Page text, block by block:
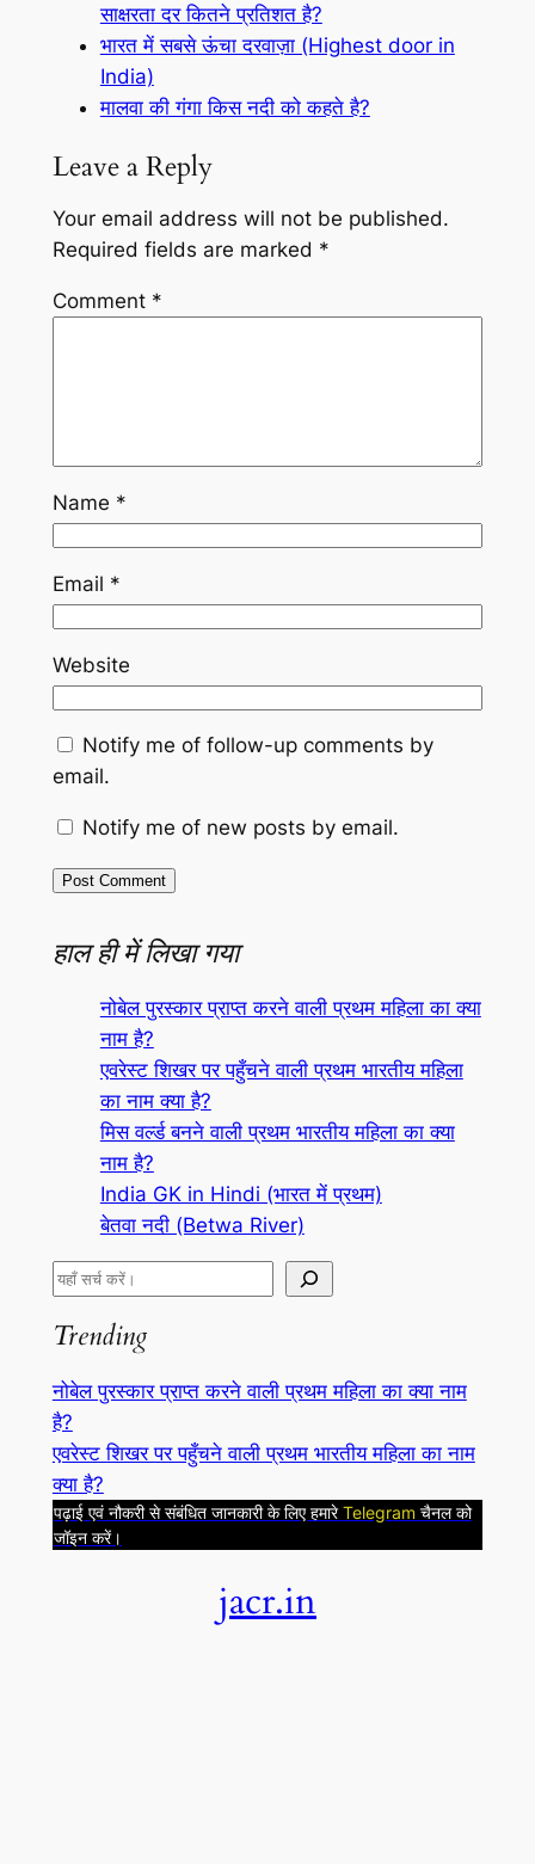
साक्षरता दर कितने प्रतिशत है?
भारत में सबसे ऊंचा दरवाज़ा (Highest door in
India)
मालवा की गंगा किस नदी को कहते है?
Leave a Reply
Your email address will not be published.
Required fields are marked *
Comment *
Name *
Email *
Website
Notify me of follow-up comments by
email.
Notify me of new posts by email.
हाल ही में लिखा गया
नोबेल पुरस्कार प्राप्त करने वाली प्रथम महिला का क्या
नाम है?
एवरेस्ट शिखर पर पहुँचने वाली प्रथम भारतीय महिला
का नाम क्या है?
मिस वर्ल्ड बनने वाली प्रथम भारतीय महिला का क्या
नाम है?
India GK in Hindi (भारत में प्रथम)
बेतवा नदी (Betwa River)
S
a
c
h
Trending
नोबेल पुरस्कार प्राप्त करने वाली प्रथम महिला का क्या नाम
है?
एवरेस्ट शिखर पर पहुँचने वाली प्रथम भारतीय महिला का नाम
क्या है?
पढ़ाई एवं नौकरी से संबंधित जानकारी के लिए हमारे Telegram चैनल को
जॉइन करें।
jacr.in